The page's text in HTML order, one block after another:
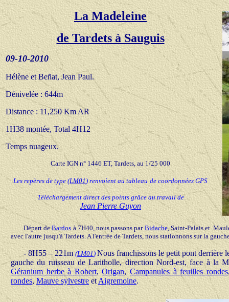
La Madeleine
de Tardets à Sauguis
09-10-2010
Hélène et Beñat, Jean Paul.
Dénivelée : 644m
Distance : 11,250 Km AR
1H38 montée, Total 4H12
Temps nuageux.
Carte IGN n° 1446 ET, Tardets, au 1/25 000
Les repères de type (LM01 ) renvoient au tableau de coordonnées GPS
Téléchargement direct des points grâce au travail de
Jean Pierre Guyon
Départ deBardos à 7H40, nous passons par Bidache, Saint-Palais et
avec l'autre jusqu'à Tardets. A l'entrée de Tardets, nous stationnons sur la
- 8H55 – 221m(LM01 )Nous franchissons le petit pont derrière
gauche du ruisseau de Laritholle, direction Nord-est, face à la
Géranium herbe à Robert,Origan,Campanules à feuilles rondes
rondes, Mauve sylvestreetAigremoine.